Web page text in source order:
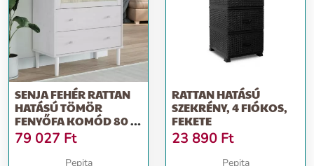
SENJA FEHÉR RATTAN
HATÁSÚ TÖMÖR
FENYŐFA KOMÓD 80 X
40 X 80 CM
79 027 Ft
Pepita
RATTAN HATÁSÚ
SZEKRÉNY, 4 FIÓKOS,
FEKETE
23 890 Ft
Pepita